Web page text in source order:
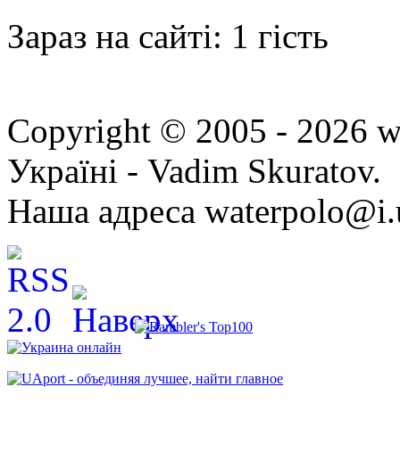
Зараз на сайті: 1 гість
Copyright © 2005 - 2026
Україні - Vadim Skuratov.
Наша адреса